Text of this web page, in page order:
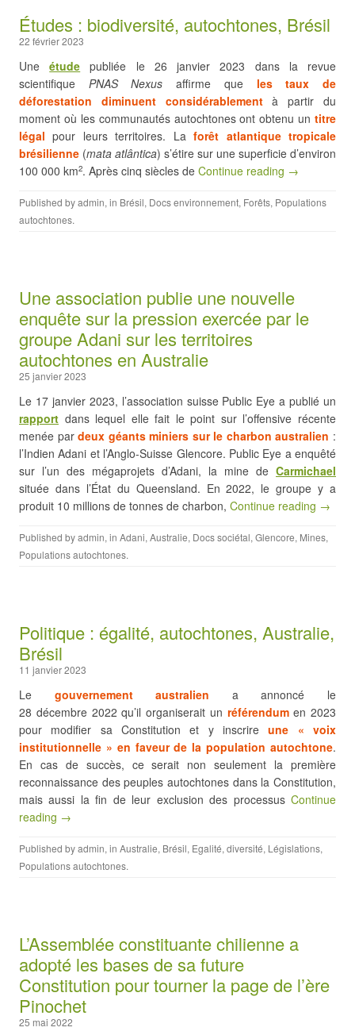
Études : biodiversité, autochtones, Brésil
22 février 2023
Uneétude publiée le 26 janvier 2023 dans la revue
scientifique PNAS Nexus affirme que les taux de
déforestation diminuent considérablementà partir du
moment où les communautés autochtones ont obtenu un titre
légal pour leurs territoires. Laforêt atlantique tropicale
brésilienne (mata atlântica) s’étire sur une superficie d’environ
100 000 km2. Après cinq siècles de Continue reading →
Published byadmin, in Brésil, Docs environnement, Forêts, Populations
autochtones.
Une association publie une nouvelle
enquête sur la pression exercée par le
groupe Adani sur les territoires
autochtones en Australie
25 janvier 2023
Le 17 janvier 2023, l’association suisse Public Eye a publié un
rapport dans lequel elle fait le point sur l’offensive récente
menée pardeux géants miniers sur le charbon australien :
l’Indien Adani et l’Anglo-Suisse Glencore. Public Eye a enquêté
sur l’un des mégaprojets d’Adani, la mine de Carmichael
située dans l’État du Queensland. En 2022, le groupe y a
produit 10 millions de tonnes de charbon, Continue reading →
Published byadmin, in Adani, Australie, Docs sociétal, Glencore, Mines,
Populations autochtones.
Politique : égalité, autochtones, Australie,
Brésil
11 janvier 2023
Le gouvernement australien a annoncé le
28 décembre 2022 qu’il organiserait un référendumen 2023
pour modifier sa Constitution et y inscrireune « voix
institutionnelle » en faveur de la population autochtone.
En cas de succès, ce serait non seulement la première
reconnaissance des peuples autochtones dans la Constitution,
mais aussi la fin de leur exclusion des processus Continue
reading →
Published byadmin, in Australie, Brésil, Egalité, diversité, Législations,
Populations autochtones.
L’Assemblée constituante chilienne a
adopté les bases de sa future
Constitution pour tourner la page de l’ère
Pinochet
25 mai 2022